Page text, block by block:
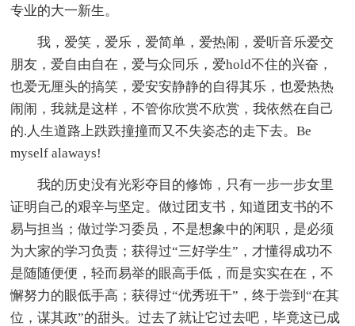
专业的大一新生。
我，爱笑，爱乐，爱简单，爱热闹，爱听音乐爱交
朋友，爱自由自在，爱与众同乐，爱hold不住的兴奋，
也爱无厘头的搞笑，爱安安静静的自得其乐，也爱热热
闹闹，我就是这样，不管你欣赏不欣赏，我依然在自己
的.人生道路上跌跌撞撞而又不失姿态的走下去。Be
myself alaways!
我的历史没有光彩夺目的修饰，只有一步一步女里
证明自己的艰辛与坚定。做过团支书，知道团支书的不
易与担当；做过学习委员，不是想象中的闲职，是必须
为大家的学习负责；获得过“三好学生”，才懂得成功不
是随随便便，轻而易举的眼高手低，而是实实在在，不
懈努力的眼低手高；获得过“优秀班干”，终于尝到“在其
位，谋其政”的甜头。过去了就让它过去吧，毕竟这已成